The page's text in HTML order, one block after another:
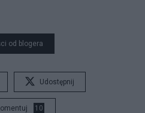
od blogera
Udostępnij
10